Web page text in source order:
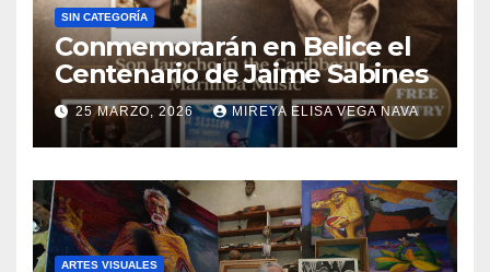
SIN CATEGORÍA
Conmemorarán en Belice el
Centenario de Jaime Sabines
25 MARZO, 2026 MIREYA ELISA VEGA NAVA
ARTES VISUALES